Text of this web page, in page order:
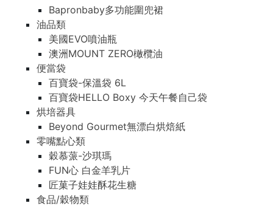
Bapronbaby多功能圍兜裙
油品類
美國EVO噴油瓶
澳洲MOUNT ZERO橄欖油
便當袋
百寶袋-保溫袋 6L
百寶袋HELLO Boxy 今天午餐自己袋
烘培器具
Beyond Gourmet無漂白烘焙紙
零嘴點心類
穀慕蒎-沙琪瑪
FUN心 白金羊乳片
匠菓子娃娃酥花生糖
食品/穀物類